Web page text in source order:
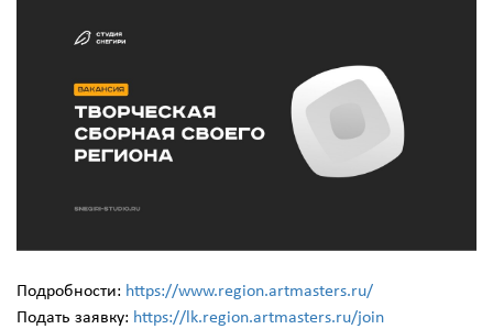
Подробности: https://www.region.artmasters.ru/
Подать заявку: https://lk.region.artmasters.ru/join